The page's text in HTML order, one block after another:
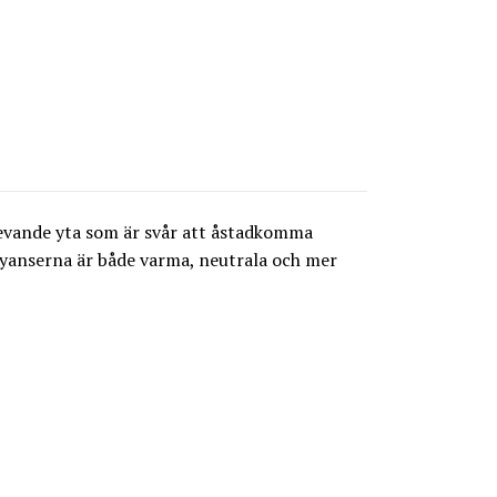
yta som är svår att åstadkomma
är både varma, neutrala och mer